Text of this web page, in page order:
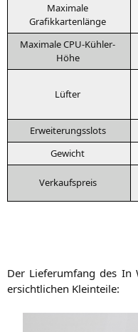
Maxi­ma­le
Grafikkartenlänge
Maxi­ma­le CPU-Kühler-
Höhe
Lüf­ter
Erwei­te­rungs­slots
Gewicht
Ver­kaufs­preis
Der Lie­fer­um­fang des
ersicht­li­chen Kleinteile: